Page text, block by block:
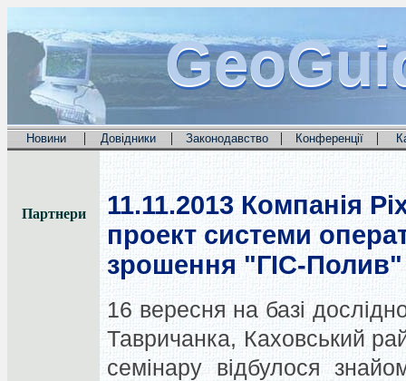
Новини | Довідники | Законодавство | Конференції |
Партнери 11.11.2013 Компанія
проект системи
зрошення "ГІС-Полив"
16 вересня на базі
Тавричанка, Каховський
семінару відбулося